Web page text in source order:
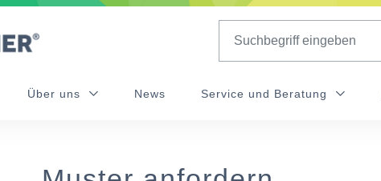
Über uns News Service und Beratung